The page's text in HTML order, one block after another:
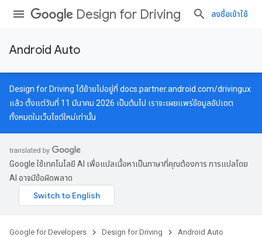
Design for Driving ลงชื่อเข้าใช้
Android Auto
Design for Driving ได้ย้ายไปอยู่ที่ docs.partner.android.com/drivingux
แล้ว ตั้งแต่วันที่ 11 มีนาคม 2026 เป็นต้นไป เราจะเผยแพร่ข้อมูลอัปเดต
ทั้งหมดในเว็บไซต์ใหม่เท่านั้น
Google ใช้เทคโนโลยี AI เพื่อแปลเนื้อหาเป็นภาษาที่คุณต้องการ การแปลโดย
AI อาจมีข้อผิดพลาด
Google for Developers Design for Driving Android Auto